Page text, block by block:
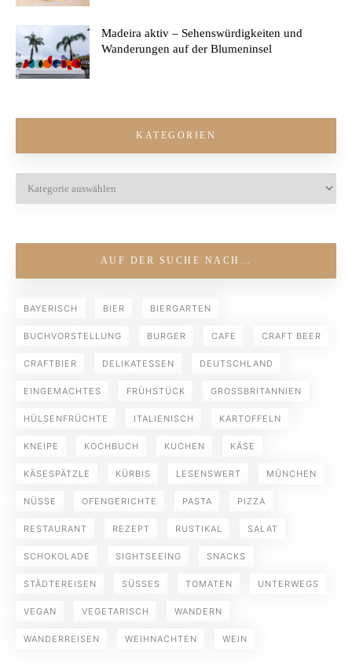
Madeira aktiv – Sehenswürdigkeiten und
Wanderungen auf der Blumeninsel
KATEGORIEN
AUF DER SUCHE NACH…
BAYERISCH BIER BIERGARTEN
BUCHVORSTELLUNG BURGER CAFE CRAFT BEER
CRAFTBIER DELIKATESSEN DEUTSCHLAND
EINGEMACHTES FRÜHSTÜCK GROSSBRITANNIEN
HÜLSENFRÜCHTE ITALIENISCH KARTOFFELN
KNEIPE KOCHBUCH KUCHEN KÄSE
KÄSESPÄTZLE KÜRBIS LESENSWERT MÜNCHEN
NÜSSE OFENGERICHTE PASTA PIZZA
RESTAURANT REZEPT RUSTIKAL SALAT
SCHOKOLADE SIGHTSEEING SNACKS
STÄDTEREISEN SÜSSES TOMATEN UNTERWEGS
VEGAN VEGETARISCH WANDERN
WANDERREISEN WEIHNACHTEN WEIN